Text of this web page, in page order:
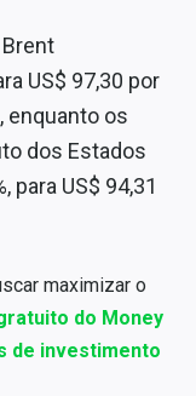
US$ 97,30 por
enquanto os
dos Estados
para US$ 94,31
maximizar o
do Money
de investimento